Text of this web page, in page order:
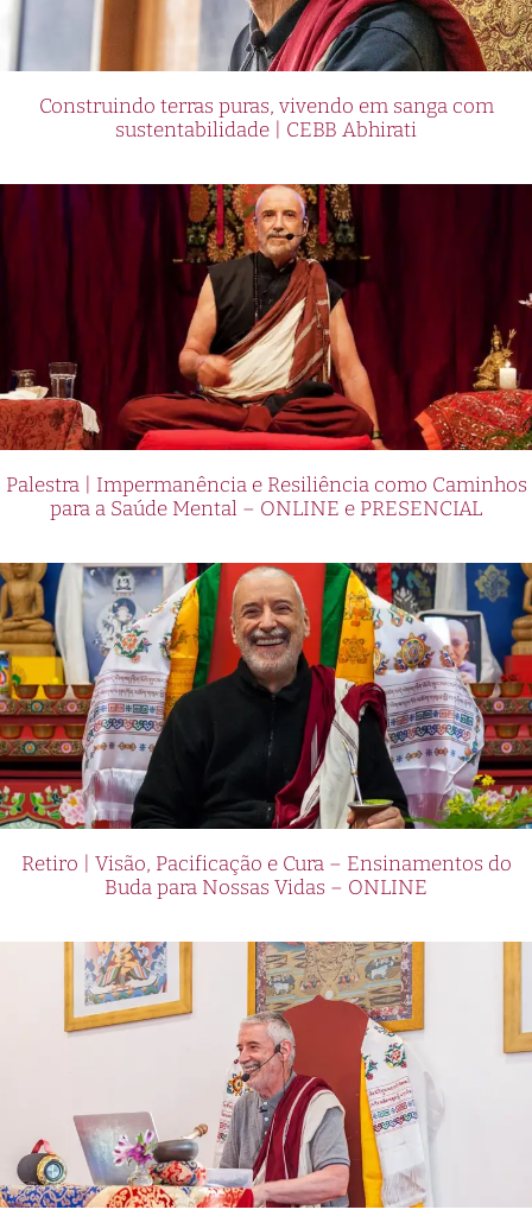
Construindo terras puras, vivendo em sanga com
sustentabilidade | CEBB Abhirati
Palestra | Impermanência e Resiliência como Caminhos
para a Saúde Mental – ONLINE e PRESENCIAL
Retiro | Visão, Pacificação e Cura – Ensinamentos do
Buda para Nossas Vidas – ONLINE